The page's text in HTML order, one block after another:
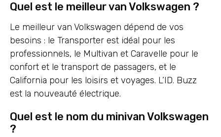
Quel est le meilleur van Volkswagen ?
Le meilleur van Volkswagen dépend de vos
besoins : le Transporter est idéal pour les
professionnels, le Multivan et Caravelle pour le
confort et le transport de passagers, et le
California pour les loisirs et voyages. L’ID. Buzz
est la nouveauté électrique.
Quel est le nom du minivan Volkswagen
?